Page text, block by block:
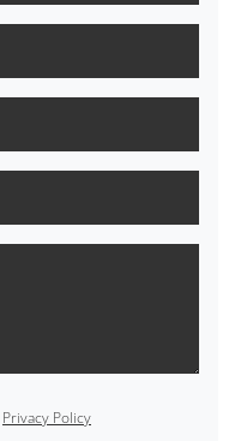
Privacy Policy